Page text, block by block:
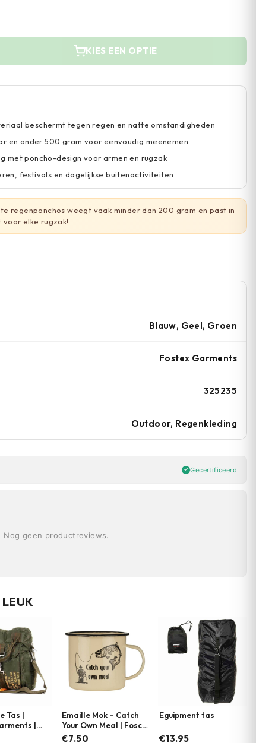
KIES EEN OPTIE
beschermt tegen regen en natte omstandigheden
en onder 500 gram voor eenvoudig meenemen
met poncho-design voor armen en rugzak
festivals en dagelijkse buitenactiviteiten
regenponchos weegt vaak minder dan 200 gram en past in
elke rugzak!
Blauw, Geel, Groen
Fostex Garments
325235
Outdoor, Regenkleding
Gecertificeerd
Nog geen productreviews.
Tas |
|
Emaille Mok – Catch
Your Own Meal | Fosco
Industries
€7.50
Eguipment tas
€13.95